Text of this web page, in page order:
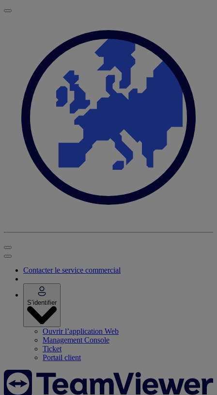
Contacter le service commercial
S’identifier
Ouvrir l’application Web
Management Console
Ticket
Portail client